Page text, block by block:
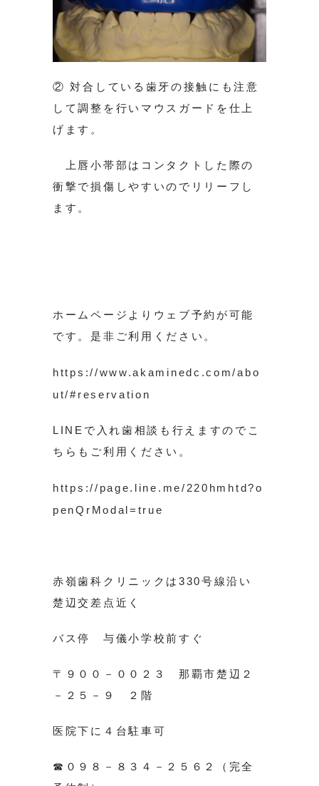
② 対合している歯牙の接触にも注意
して調整を行いマウスガードを仕上
げます。
上唇小帯部はコンタクトした際の
衝撃で損傷しやすいのでリリーフし
ます。
ホームページよりウェブ予約が可能
です。是非ご利用ください。
https://www.akaminedc.com/abo
ut/#reservation
LINEで入れ歯相談も行えますのでこ
ちらもご利用ください。
https://page.line.me/220hmhtd?o
penQrModal=true
赤嶺歯科クリニックは330号線沿い
楚辺交差点近く
バス停 与儀小学校前すぐ
〒９００－００２３ 那覇市楚辺２
－２５－９ ２階
医院下に４台駐車可
☎０９８－８３４－２５６２（完全